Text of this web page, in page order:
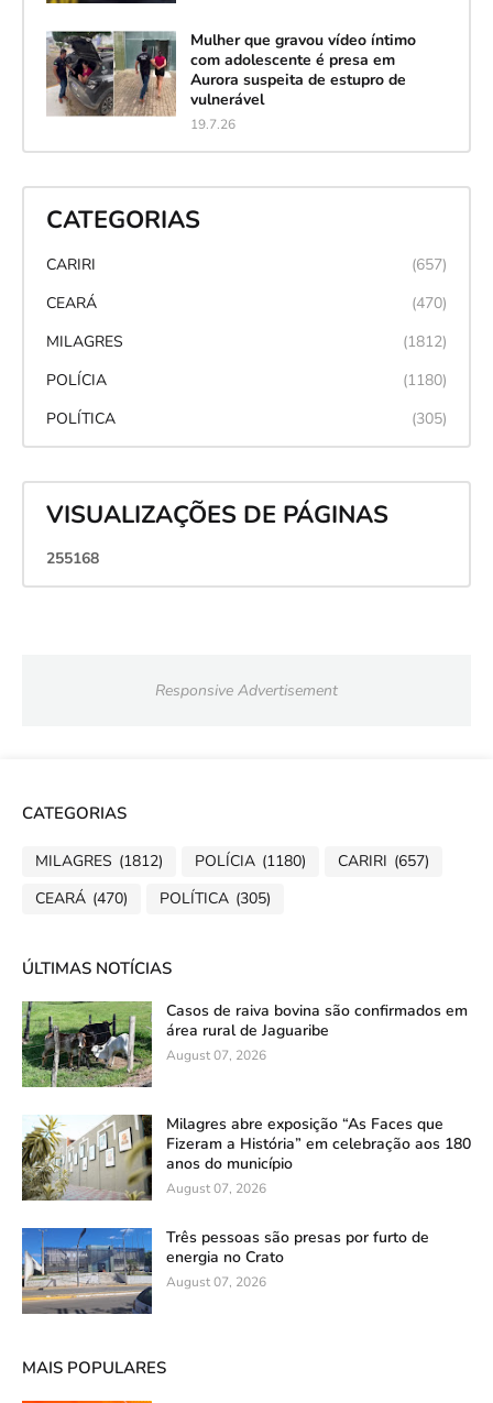
Mulher que gravou vídeo íntimo
com adolescente é presa em
Aurora suspeita de estupro de
vulnerável
19.7.26
CATEGORIAS
CARIRI
(657)
CEARÁ
(470)
MILAGRES
(1812)
POLÍCIA
(1180)
POLÍTICA
(305)
VISUALIZAÇÕES DE PÁGINAS
255168
Responsive Advertisement
CATEGORIAS
MILAGRES (1812) POLÍCIA (1180) CARIRI (657)
CEARÁ (470) POLÍTICA (305)
ÚLTIMAS NOTÍCIAS
Casos de raiva bovina são confirmados em
área rural de Jaguaribe
August 07, 2026
Milagres abre exposição “As Faces que
Fizeram a História” em celebração aos 180
anos do município
August 07, 2026
Três pessoas são presas por furto de
energia no Crato
August 07, 2026
MAIS POPULARES